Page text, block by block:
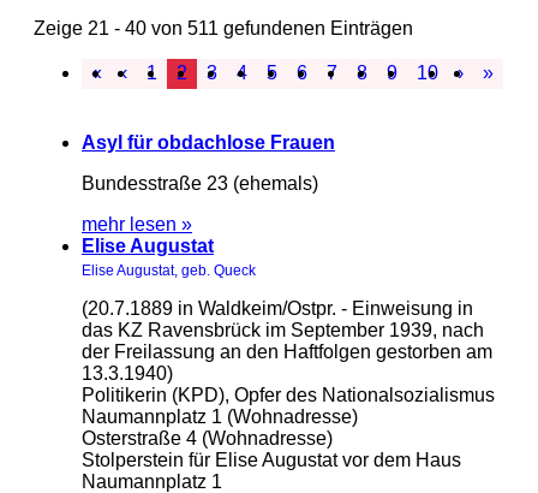
Zeige 21 - 40 von 511 gefundenen Einträgen
« ‹ 1 2 3 4 5 6 7 8 9 10 › »
Asyl für obdachlose Frauen
Bundesstraße 23 (ehemals)
mehr lesen »
Elise Augustat
Elise Augustat, geb. Queck
(20.7.1889 in Waldkeim/Ostpr. - Einweisung in
das KZ Ravensbrück im September 1939, nach
der Freilassung an den Haftfolgen gestorben am
13.3.1940)
Politikerin (KPD), Opfer des Nationalsozialismus
Naumannplatz 1 (Wohnadresse)
Osterstraße 4 (Wohnadresse)
Stolperstein für Elise Augustat vor dem Haus
Naumannplatz 1